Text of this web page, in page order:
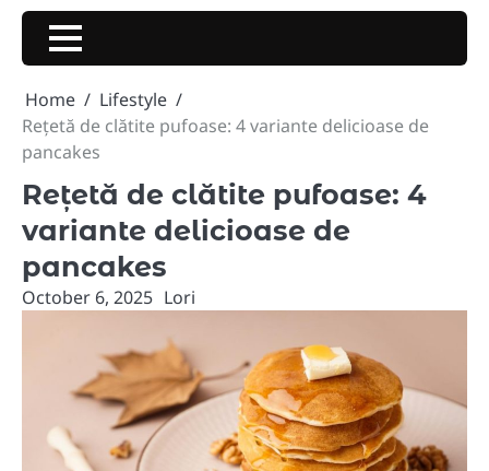
Skip
content
Home
Lifestyle
Rețetă de clătite pufoase: 4 variante delicioase de
pancakes
Rețetă de clătite pufoase: 4
variante delicioase de
pancakes
October 6, 2025 Lori